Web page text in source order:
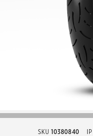
SKU 10380840 IP